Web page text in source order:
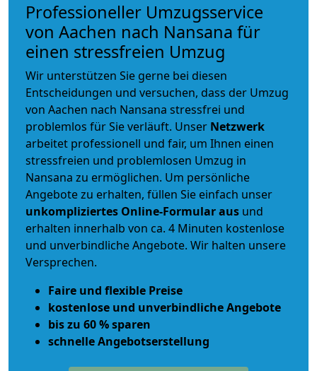
Professioneller Umzugsservice
von Aachen nach Nansana für
einen stressfreien Umzug
Wir unterstützen Sie gerne bei diesen
Entscheidungen und versuchen, dass der Umzug
von Aachen nach Nansana stressfrei und
problemlos für Sie verläuft. Unser Netzwerk
arbeitet professionell und fair, um Ihnen einen
stressfreien und problemlosen Umzug in
Nansana zu ermöglichen. Um persönliche
Angebote zu erhalten, füllen Sie einfach unser
unkompliziertes Online-Formular aus und
erhalten innerhalb von ca. 4 Minuten kostenlose
und unverbindliche Angebote. Wir halten unsere
Versprechen.
Faire und flexible Preise
kostenlose und unverbindliche Angebote
bis zu 60 % sparen
schnelle Angebotserstellung